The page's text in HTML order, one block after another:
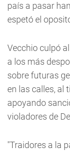
país a pasar
espetó el
Vecchio culpó
a los más
sobre futuras
en las calles, al
apoyando
violadores de
"Traidores a la